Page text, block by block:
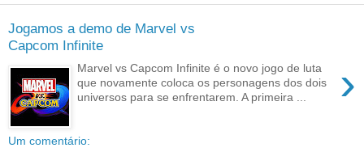
Jogamos a demo de Marvel vs
Capcom Infinite
›
Marvel vs Capcom Infinite é o novo jogo de luta
que novamente coloca os personagens dos dois
universos para se enfrentarem. A primeira ...
Um comentário: